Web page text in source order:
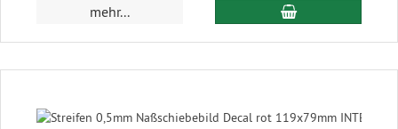
mehr... In den